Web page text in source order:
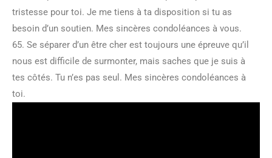
tristesse pour toi. Je me tiens à ta disposition si tu as
besoin d’un soutien. Mes sincères condoléances à vous.
65. Se séparer d’un être cher est toujours une épreuve qu’il
nous est difficile de surmonter, mais saches que je suis à
tes côtés. Tu n’es pas seul. Mes sincères condoléances à
toi.